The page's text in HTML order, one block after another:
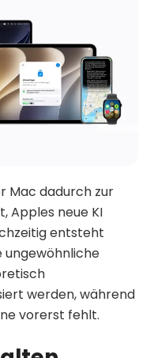
Mac dadurch zur
Apples neue KI
entsteht
ungewöhnliche
werden, während
vorerst fehlt.